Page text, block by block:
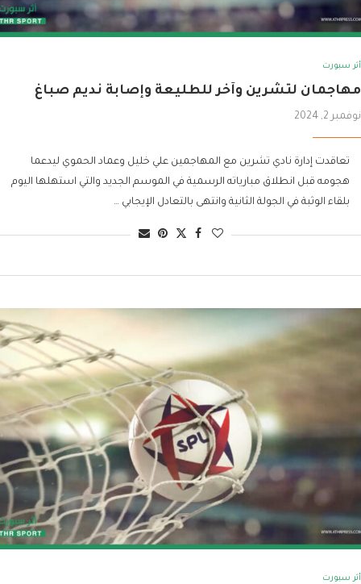
أثر سبورت
مهاجمان لتشرين وآخر للطليعة وإصابة نديم صباغ
نوفمبر 2, 2024
تعاقدت إدارة نادي تشرين مع المهاجمين علي خليل وعماد الحموي ليدعما
هجومه قبل انطلاق مبارياته الرسمية في الموسم الجديد والتي استهلها اليوم
بلقاء الوثبة في الجولة الثانية وانتهى بالتعادل الإيجابي …
أثر سبورت